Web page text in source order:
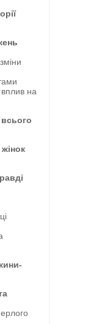
вплив на